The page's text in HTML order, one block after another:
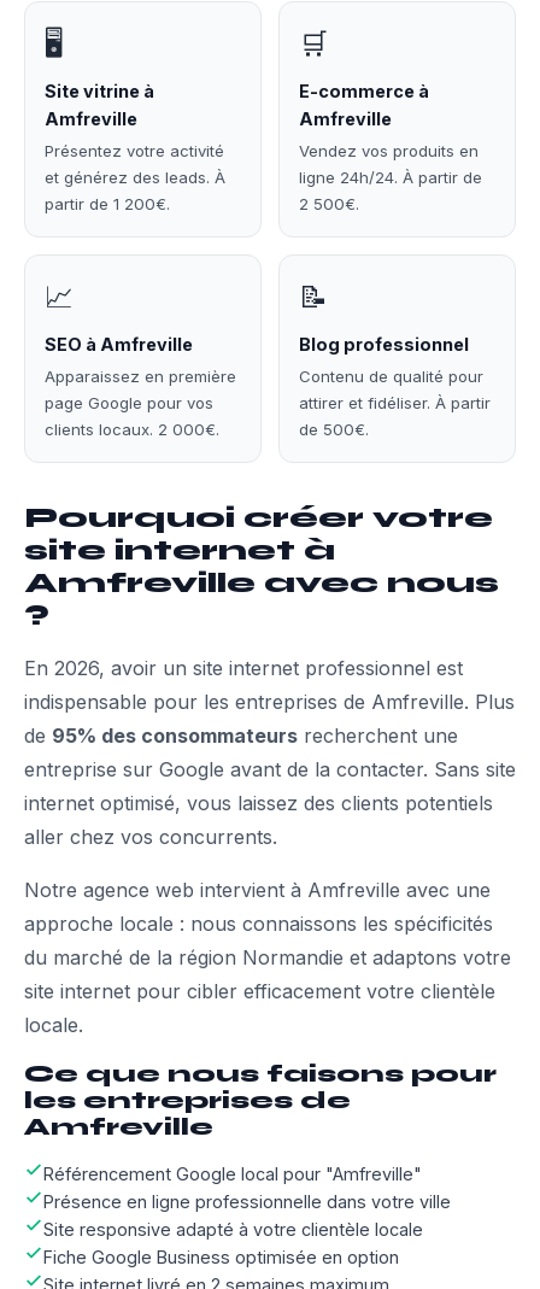
🖥️
Site vitrine à
Amfreville
Présentez votre activité
et générez des leads. À
partir de 1 200€.
🛒
E-commerce à
Amfreville
Vendez vos produits en
ligne 24h/24. À partir de
2 500€.
📈
SEO à Amfreville
Apparaissez en première
page Google pour vos
clients locaux. 2 000€.
📝
Blog professionnel
Contenu de qualité pour
attirer et fidéliser. À partir
de 500€.
Pourquoi créer votre
site internet à
Amfreville avec nous
?
En 2026, avoir un site internet professionnel est
indispensable pour les entreprises de Amfreville. Plus
de 95% des consommateurs recherchent une
entreprise sur Google avant de la contacter. Sans site
internet optimisé, vous laissez des clients potentiels
aller chez vos concurrents.
Notre agence web intervient à Amfreville avec une
approche locale : nous connaissons les spécificités
du marché de la région Normandie et adaptons votre
site internet pour cibler efficacement votre clientèle
locale.
Ce que nous faisons pour
les entreprises de
Amfreville
Référencement Google local pour "Amfreville"
Présence en ligne professionnelle dans votre ville
Site responsive adapté à votre clientèle locale
Fiche Google Business optimisée en option
Site internet livré en 2 semaines maximum